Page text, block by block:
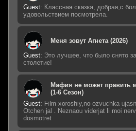
Guest: Классная сказка, добрая,с
удовольствием посмотрела.
Меня зовут Агнета (2026)
Guest: Это лучшее, что было снято за
столетие!
Мафия не может править
(1-6 Сезон)
Guest: Film xoroshiy,no ozvuchka
Otchen jal . Neznaou viderjat li moi
dosmotret